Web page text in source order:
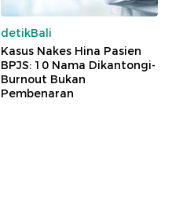
detikBali
Kasus Nakes Hina Pasien
BPJS: 10 Nama Dikantongi-
Burnout Bukan
Pembenaran